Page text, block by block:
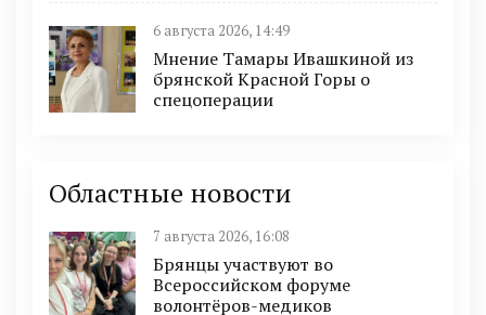
6 августа 2026, 14:49
Мнение Тамары Ивашкиной из
брянской Красной Горы о
спецоперации
Областные новости
7 августа 2026, 16:08
Брянцы участвуют во
Всероссийском форуме
волонтёров-медиков